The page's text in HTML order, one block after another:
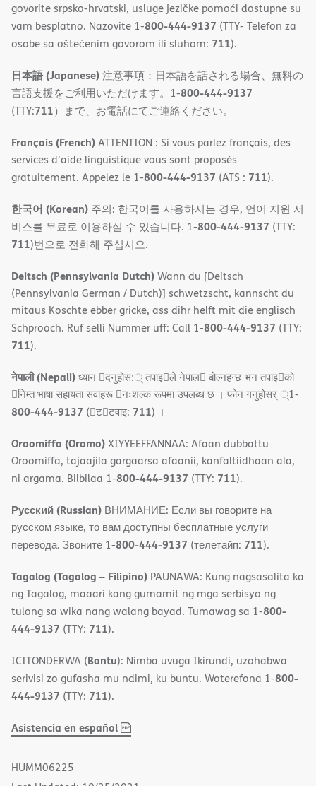
govorite srpsko-hrvatski, usluge jezičke pomoći dostupne su
vam besplatno. Nazovite 1-800-444-9137 (TTY- Telefon za
osobe sa oštećenim govorom ili sluhom: 711).
日本語 (Japanese)注意事項：日本語を話される場合、無料の
言語支援をご利用いただけます。1-800-444-9137
(TTY:711）まで、お電話にてご連絡ください。
Français (French)ATTENTION : Si vous parlez français, des
services d'aide linguistique vous sont proposés
gratuitement. Appelez le 1-800-444-9137 (ATS : 711).
한국어 (Korean) 주의: 한국어를 사용하시는 경우, 언어 지원 서
비스를 무료로 이용하실 수 있습니다. 1-800-444-9137 (TTY:
711)번으로 전화해 주십시오.
Deitsch (Pennsylvania Dutch)Wann du [Deitsch
(Pennsylvania German / Dutch)] schwetzscht, kannscht du
mitaus Koschte ebber gricke, ass dihr helft mit die englisch
Schprooch. Ruf selli Nummer uff: Call 1-800-444-9137 (TTY:
711).
नेपाली (Nepali)ध्यान 􀇑दनुहोस:् तपाइ􀉍ले नेपाल􀈣 बोल्नहन्छ भन तपाइ􀉍को
􀇓निम्त भाषा सहायता सवाहरू 􀇓नःशल्क रूपमा उपलब्ध छ । फोन गनुहोसर् ्1-
800-444-9137 (􀇑ट􀇑टवाइ: 711) ।
Oroomiffa (Oromo)XIYYEEFFANNAA: Afaan dubbattu
Oroomiffa, tajaajila gargaarsa afaanii, kanfaltiidhaan ala,
ni argama. Bilbilaa 1-800-444-9137 (TTY: 711).
Русский (Russian) ВНИМАНИЕ: Если вы говорите на
русском языке, то вам доступны бесплатные услуги
перевода. Звоните 1-800-444-9137 (телетайп: 711).
Tagalog (Tagalog – Filipino) PAUNAWA: Kung nagsasalita ka
ng Tagalog, maaari kang gumamit ng mga serbisyo ng
tulong sa wika nang walang bayad. Tumawag sa 1-800-
444-9137 (TTY: 711).
ICITONDERWA (Bantu): Nimba uvuga Ikirundi, uzohabwa
serivisi zo gufasha mu ndimi, ku buntu. Woterefona 1-800-
444-9137 (TTY: 711).
Asistencia en español,
(opens
HUMM06225